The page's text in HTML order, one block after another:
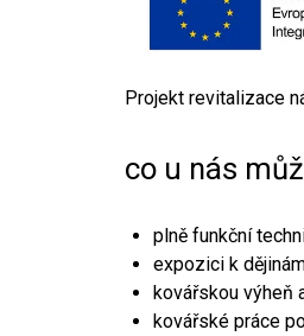
Projekt revitalizace
co u nás
plně funkční
expozici k
kovářskou výheň
kovářské práce